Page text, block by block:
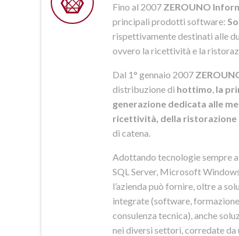
Fino al 2007 ZEROUNO
principali prodotti software:
rispettivamente destinati alle
ovvero la ricettività e la
Dal 1° gennaio 2007
distribuzione di hottimo la
generazione dedicata alle
ricettività, della ristorazione
di catena.
Adottando tecnologie sempre
SQL Server, Microsoft
l’azienda può fornire, oltre a
integrate (software,
consulenza tecnica), anche
nei diversi settori, corredate